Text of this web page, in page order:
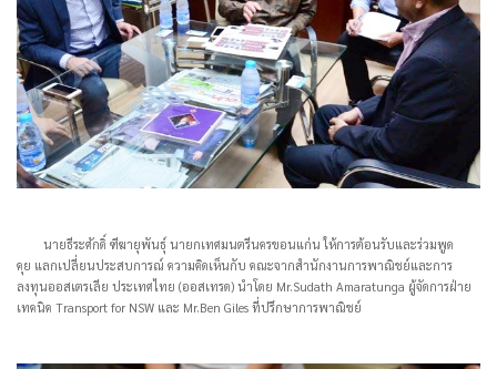
นายธีระศักดิ์ ฑีฆายุพันธุ์ นายกเทศมนตรีนครขอนแก่น ให้การต้อนรับและร่วมพูด
คุย แลกเปลี่ยนประสบการณ์ ความคิดเห็นกับ คณะจากสำนักงานการพาณิชย์และการ
ลงทุนออสเตรเลีย ประเทศไทย (ออสเทรด) นำโดย Mr.Sudath Amaratunga ผู้จัดการฝ่าย
เทคนิค Transport for NSW และ Mr.Ben Giles ที่ปรึกษาการพาณิชย์